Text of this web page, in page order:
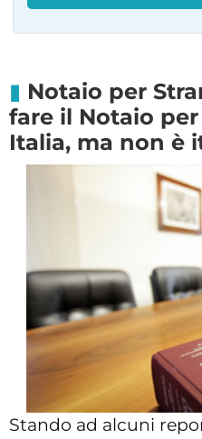
Notaio per
fare il Notaio
Italia, ma non è
Stando ad alcuni